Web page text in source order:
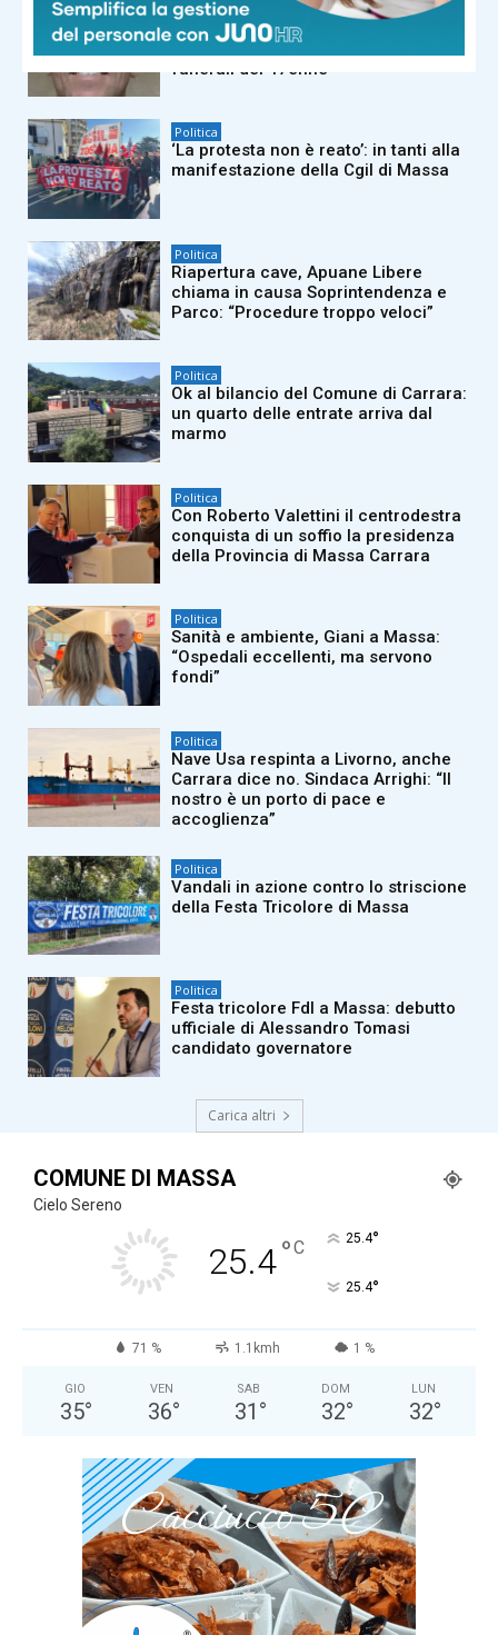
Politica
Omicidio Bongiorni, cordoglio in
consiglio regionale. Giani sarà ai
funerali del 47enne
Politica
‘La protesta non è reato’: in tanti alla
manifestazione della Cgil di Massa
Politica
Riapertura cave, Apuane Libere
chiama in causa Soprintendenza e
Parco: “Procedure troppo veloci”
Politica
Ok al bilancio del Comune di Carrara:
un quarto delle entrate arriva dal
marmo
Politica
Con Roberto Valettini il centrodestra
conquista di un soffio la presidenza
della Provincia di Massa Carrara
Politica
Sanità e ambiente, Giani a Massa:
“Ospedali eccellenti, ma servono
fondi”
Politica
Nave Usa respinta a Livorno, anche
Carrara dice no. Sindaca Arrighi: “Il
nostro è un porto di pace e
accoglienza”
Politica
Vandali in azione contro lo striscione
della Festa Tricolore di Massa
Politica
Festa tricolore FdI a Massa: debutto
ufficiale di Alessandro Tomasi
candidato governatore
Carica altri
COMUNE DI MASSA
Cielo Sereno
25.4°C 25.4°
25.4°
71 % 1.1kmh 1 %
GIO
35°
VEN
36°
SAB
31 °
DOM
32°
LUN
32°